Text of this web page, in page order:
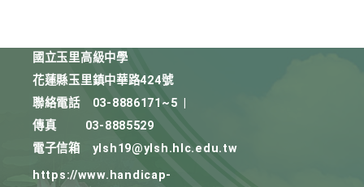
國立玉里高級中學
花蓮縣玉里鎮中華路424號
聯絡電話
03-8886171~5
傳真
03-8885529
電子信箱
ylsh19@ylsh.hlc.edu.tw
https://www.handicap-